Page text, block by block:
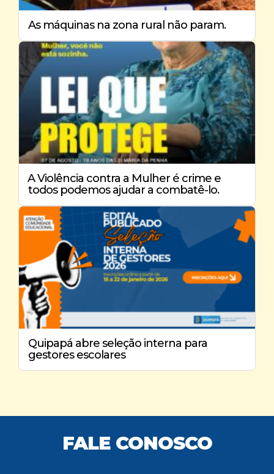
As máquinas na zona rural não param.
️A Violência contra a Mulher é crime e
todos podemos ajudar a combatê-lo.
Quipapá abre seleção interna para
gestores escolares
FALE CONOSCO